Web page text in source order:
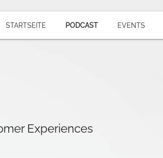
STARTSEITE PODCAST EVENTS
Experiences